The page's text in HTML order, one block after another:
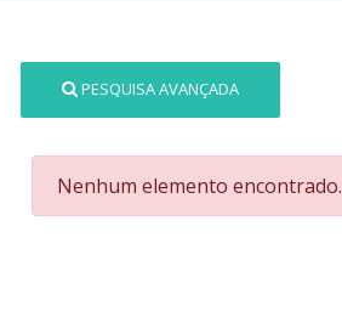
PESQUISA AVANÇADA
Nenhum elemento encontrado.